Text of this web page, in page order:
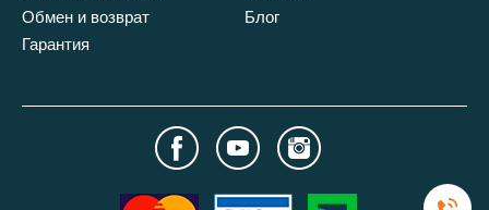
Обмен и возврат
Гарантия
Блог